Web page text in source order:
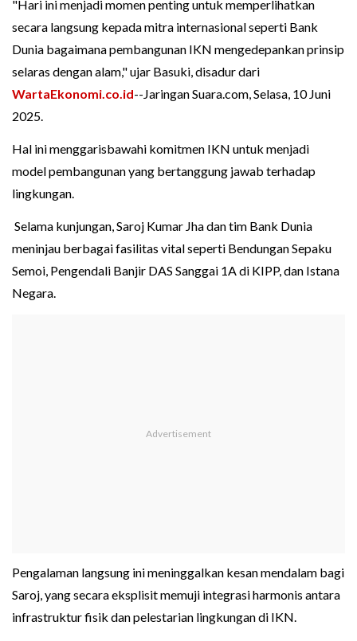
"Hari ini menjadi momen penting untuk memperlihatkan
secara langsung kepada mitra internasional seperti Bank
Dunia bagaimana pembangunan IKN mengedepankan prinsip
selaras dengan alam," ujar Basuki, disadur dari
WartaEkonomi.co.id--Jaringan Suara.com, Selasa, 10 Juni
2025.
Hal ini menggarisbawahi komitmen IKN untuk menjadi
model pembangunan yang bertanggung jawab terhadap
lingkungan.
Selama kunjungan, Saroj Kumar Jha dan tim Bank Dunia
meninjau berbagai fasilitas vital seperti Bendungan Sepaku
Semoi, Pengendali Banjir DAS Sanggai 1A di KIPP, dan Istana
Negara.
Pengalaman langsung ini meninggalkan kesan mendalam bagi
Saroj, yang secara eksplisit memuji integrasi harmonis antara
infrastruktur fisik dan pelestarian lingkungan di IKN.